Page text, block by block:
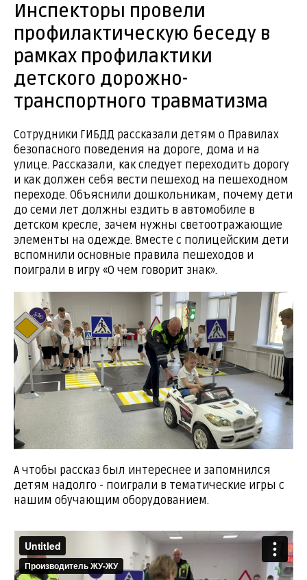
Инспекторы провели
профилактическую беседу в
рамках профилактики
детского дорожно-
транспортного травматизма
Сотрудники ГИБДД рассказали детям о Правилах
безопасного поведения на дороге, дома и на
улице. Рассказали, как следует переходить дорогу
и как должен себя вести пешеход на пешеходном
переходе. Объяснили дошкольникам, почему дети
до семи лет должны ездить в автомобиле в
детском кресле, зачем нужны светоотражающие
элементы на одежде. Вместе с полицейским дети
вспомнили основные правила пешеходов и
поиграли в игру «О чем говорит знак».
А чтобы рассказ был интереснее и запомнился
детям надолго - поиграли в тематические игры с
нашим обучающим оборудованием.